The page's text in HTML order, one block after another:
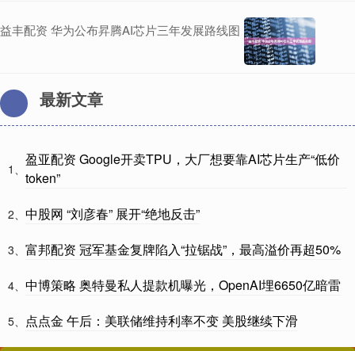
益丰配资 华为公布昇腾AI芯片三年发展路线图
最新文章
1、
盈亚配资 Google开卖TPU，大厂想要靠AI芯片生产“低价
token”
2、 中股网 “刘彦春” 展开“绝地反击”
3、 富邦配资 冠军基金复牌陷入“拉锯战”，最高溢价再超50%
4、 中博策略 奥特曼私人提款机曝光，OpenAI埋6650亿暗雷
5、 点点金 午后：美联储维持利率不变 美股继续下滑